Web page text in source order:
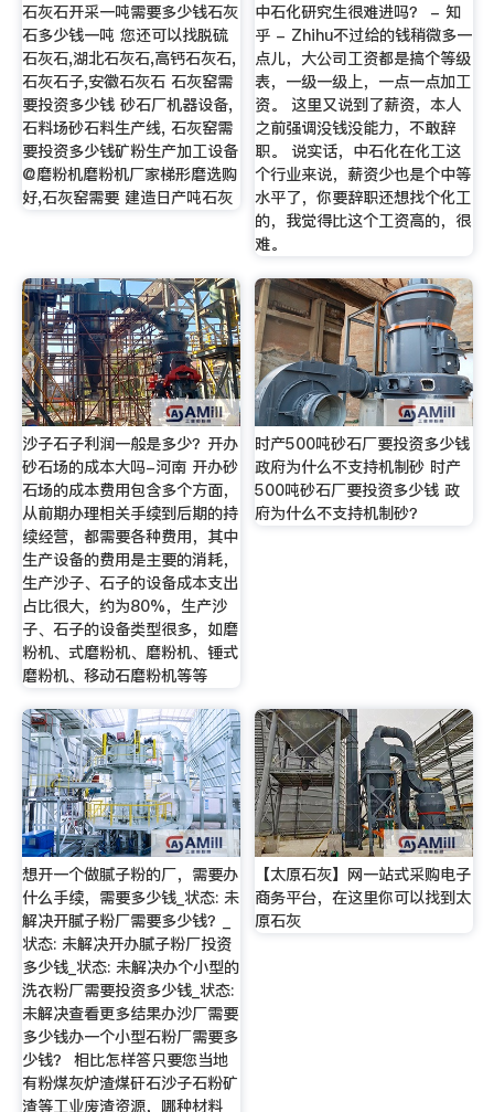
石灰石开采一吨需要多少钱石灰
石多少钱一吨 您还可以找脱硫
石灰石,湖北石灰石,高钙石灰石,
石灰石子,安徽石灰石 石灰窑需
要投资多少钱 砂石厂机器设备,
石料场砂石料生产线, 石灰窑需
要投资多少钱矿粉生产加工设备
@磨粉机磨粉机厂家梯形磨选购
好,石灰窑需要 建造日产吨石灰
中石化研究生很难进吗？ - 知
乎 - Zhihu不过给的钱稍微多一
点儿，大公司工资都是搞个等级
表，一级一级上，一点一点加工
资。 这里又说到了薪资，本人
之前强调没钱没能力，不敢辞
职。 说实话，中石化在化工这
个行业来说，薪资少也是个中等
水平了，你要辞职还想找个化工
的，我觉得比这个工资高的，很
难。
沙子石子利润一般是多少？开办
砂石场的成本大吗-河南 开办砂
石场的成本费用包含多个方面，
从前期办理相关手续到后期的持
续经营，都需要各种费用，其中
生产设备的费用是主要的消耗，
生产沙子、石子的设备成本支出
占比很大，约为80%，生产沙
子、石子的设备类型很多，如磨
粉机、式磨粉机、磨粉机、锤式
磨粉机、移动石磨粉机等等
时产500吨砂石厂要投资多少钱
政府为什么不支持机制砂 时产
500吨砂石厂要投资多少钱 政
府为什么不支持机制砂？
想开一个做腻子粉的厂，需要办
什么手续，需要多少钱_状态: 未
解决开腻子粉厂需要多少钱？_
状态: 未解决开办腻子粉厂投资
多少钱_状态: 未解决办个小型的
洗衣粉厂需要投资多少钱_状态:
未解决查看更多结果办沙厂需要
多少钱办一个小型石粉厂需要多
少钱？ 相比怎样答只要您当地
有粉煤灰炉渣煤矸石沙子石粉矿
渣等工业废渣资源，哪种材料
【太原石灰】网一站式采购电子
商务平台，在这里你可以找到太
原石灰